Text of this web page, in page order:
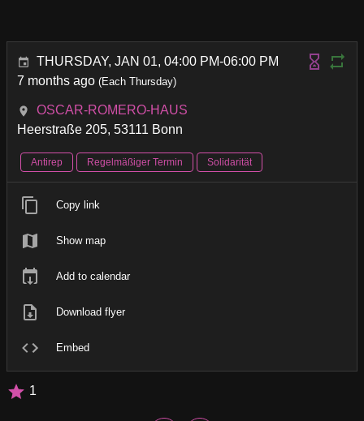
THURSDAY, JAN 01, 04:00 PM-06:00 PM
7 months ago (Each Thursday)
OSCAR-ROMERO-HAUS
Heerstraße 205, 53111 Bonn
Antirep Regelmäßiger Termin Solidarität
Copy link
Show map
Add to calendar
Download flyer
Embed
1